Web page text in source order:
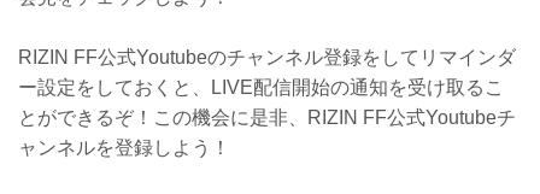
RIZIN FF公式Youtubeのチャンネル登録をしてリマインダ
ー設定をしておくと、LIVE配信開始の通知を受け取るこ
とができるぞ！この機会に是非、RIZIN FF公式Youtubeチ
ャンネルを登録しよう！